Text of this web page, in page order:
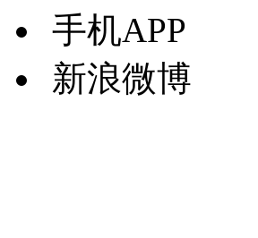
手机APP
新浪微博